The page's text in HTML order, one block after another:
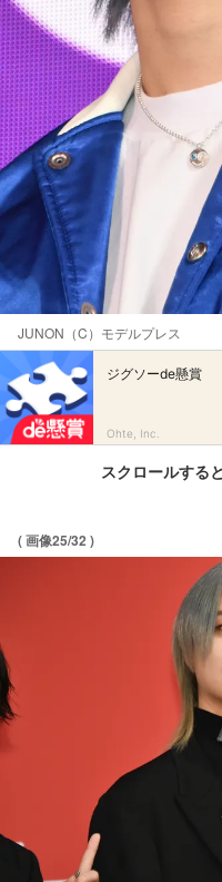
JUNON（C）モデルプレス
ジグソーde懸賞
Ohte, Inc.
スクロールする
( 画像25/32 )